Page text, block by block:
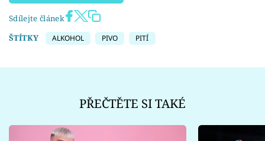
Sdílejte článek
ŠTÍTKY
ALKOHOL PIVO PITÍ
PŘEČTĚTE SI TAKÉ